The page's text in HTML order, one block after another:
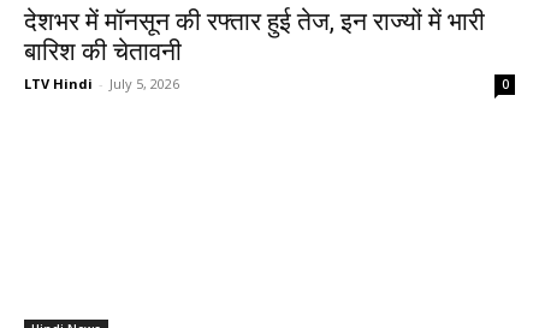
देशभर में मॉनसून की रफ्तार हुई तेज, इन राज्यों में भारी
बारिश की चेतावनी
LTV Hindi - July 5, 2026 0